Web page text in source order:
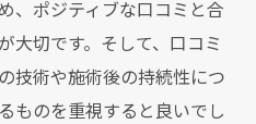
、ポジティブな口コミと合
大切です。そして、口コミ
技術や施術後の持続性につ
ものを重視すると良いでし